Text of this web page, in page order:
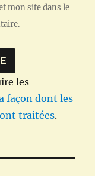
mon site dans le
les
façon dont les
traitées.